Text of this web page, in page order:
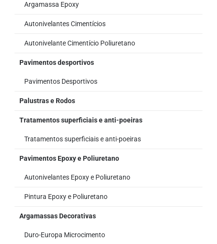
Argamassa Epoxy
Autonivelantes Cimentícios
Autonivelante Cimentício Poliuretano
Pavimentos desportivos
Pavimentos Desportivos
Palustras e Rodos
Tratamentos superficiais e anti-poeiras
Tratamentos superficiais e anti-poeiras
Pavimentos Epoxy e Poliuretano
Autonivelantes Epoxy e Poliuretano
Pintura Epoxy e Poliuretano
Argamassas Decorativas
Duro-Europa Microcimento